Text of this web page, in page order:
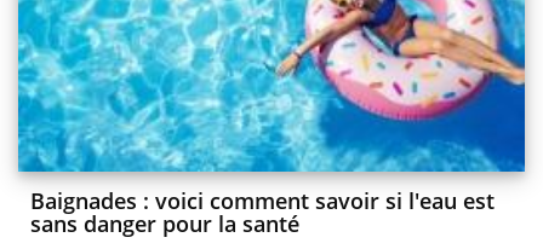
Baignades : voici comment savoir si l'eau est
sans danger pour la santé